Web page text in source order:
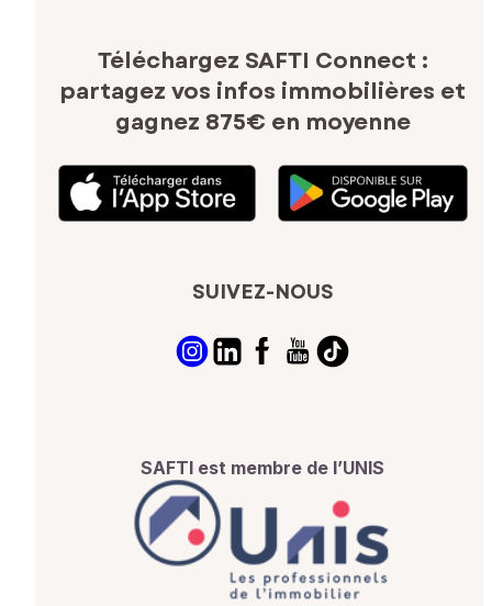
Téléchargez SAFTI Connect :
partagez vos infos immobilières et
gagnez 875€ en moyenne
SUIVEZ-NOUS
SAFTI est membre de l’UNIS